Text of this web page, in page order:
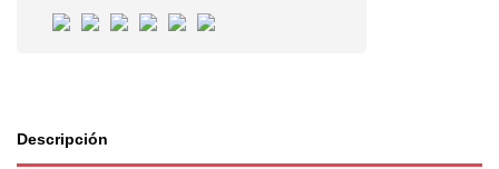
Descripción